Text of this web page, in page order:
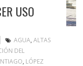
USO
AGUA, ALTAS
DEL
, LÓPEZ